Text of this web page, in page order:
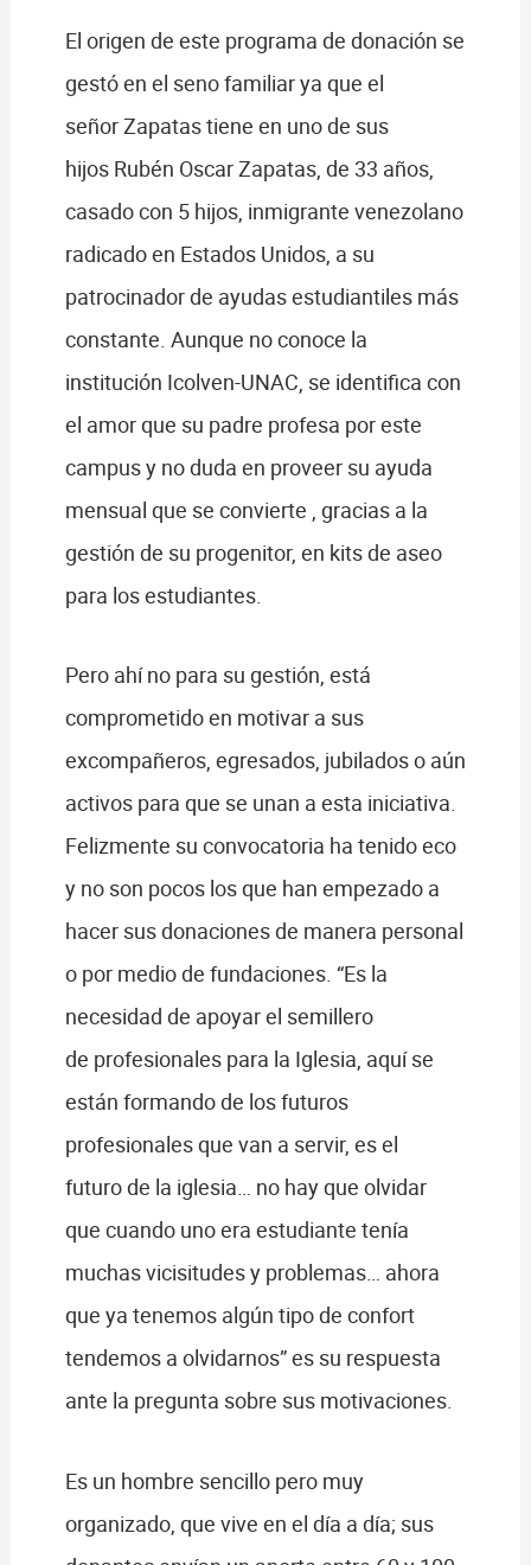
El origen de este programa de donación se
gestó en el seno familiar ya que el
señor Zapatas tiene en uno de sus
hijos Rubén Oscar Zapatas, de 33 años,
casado con 5 hijos, inmigrante venezolano
radicado en Estados Unidos, a su
patrocinador de ayudas estudiantiles más
constante. Aunque no conoce la
institución Icolven-UNAC, se identifica con
el amor que su padre profesa por este
campus y no duda en proveer su ayuda
mensual que se convierte , gracias a la
gestión de su progenitor, en kits de aseo
para los estudiantes.
Pero ahí no para su gestión, está
comprometido en motivar a sus
excompañeros, egresados, jubilados o aún
activos para que se unan a esta iniciativa.
Felizmente su convocatoria ha tenido eco
y no son pocos los que han empezado a
hacer sus donaciones de manera personal
o por medio de fundaciones. “Es la
necesidad de apoyar el semillero
de profesionales para la Iglesia, aquí se
están formando de los futuros
profesionales que van a servir, es el
futuro de la iglesia… no hay que olvidar
que cuando uno era estudiante tenía
muchas vicisitudes y problemas… ahora
que ya tenemos algún tipo de confort
tendemos a olvidarnos” es su respuesta
ante la pregunta sobre sus motivaciones.
Es un hombre sencillo pero muy
organizado, que vive en el día a día; sus